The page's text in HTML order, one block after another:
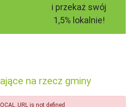
i przekaż swój
1,5% lokalnie!
na rzecz gminy
is not defined